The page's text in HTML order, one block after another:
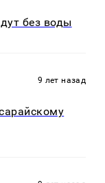
без воды
9 лет назад